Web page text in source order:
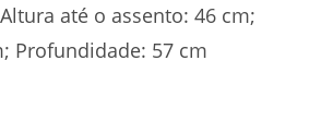
até o assento: 46 cm;
Profundidade: 57 cm